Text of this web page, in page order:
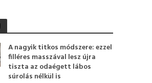
A nagyik titkos módszere: ezzel
filléres masszával lesz újra
tiszta az odaégett lábos
súrolás nélkül is